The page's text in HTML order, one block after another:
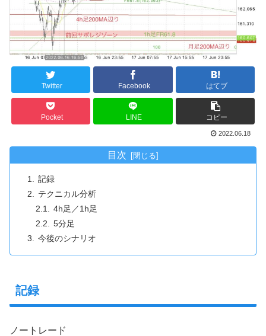
Twitter Facebook はてブ
Pocket LINE コピー
2022.06.18
目次
記録
テクニカル分析
4h足／1h足
5分足
今後のシナリオ
記録
ノートレード